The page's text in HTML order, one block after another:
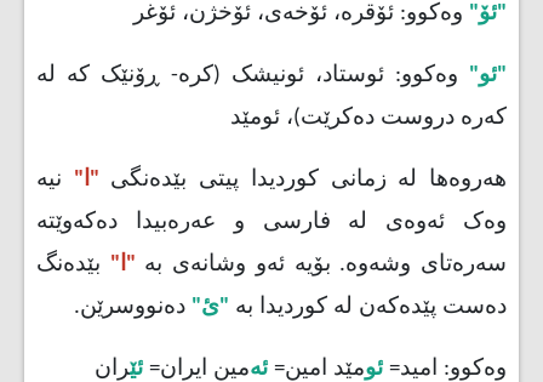
"ئۆ" وەکوو: ئۆقرە، ئۆخەی، ئۆخژن، ئۆغر
"ئو" وەکوو: ئوستاد، ئونیشک (کرە- ڕۆنێک کە لە
کەرە دروست دەکرێت)، ئومێد
هەروەها لە زمانی کوردیدا پیتی بێدەنگی "ا" نیە
وەک ئەوەی لە فارسی و عەرەبیدا دەکەوێتە
سەرەتای وشەوە. بۆیە ئەو وشانەی بە "ا" بێدەنگ
دەست پێدەکەن لە کوردیدا بە "ئ" دەنووسرێن.
وەکوو: امید= ئومێد امین= ئەمین ایران= ئێران